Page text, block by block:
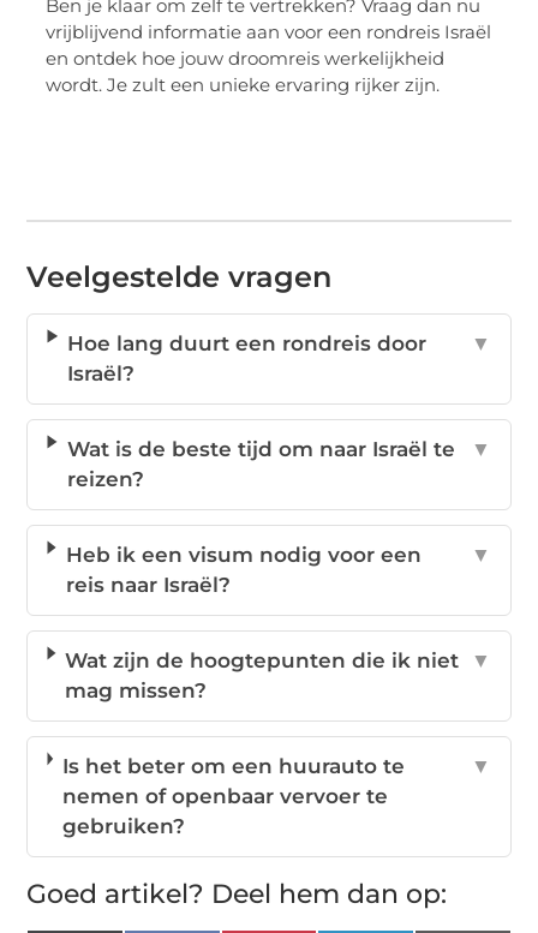
Ben je klaar om zelf te vertrekken? Vraag dan nu
vrijblijvend informatie aan voor een rondreis Israël
en ontdek hoe jouw droomreis werkelijkheid
wordt. Je zult een unieke ervaring rijker zijn.
Veelgestelde vragen
Hoe lang duurt een rondreis door
Israël?
▼
Wat is de beste tijd om naar Israël te
reizen?
▼
Heb ik een visum nodig voor een
reis naar Israël?
▼
Wat zijn de hoogtepunten die ik niet
mag missen?
▼
Is het beter om een huurauto te
nemen of openbaar vervoer te
gebruiken?
▼
Goed artikel? Deel hem dan op: